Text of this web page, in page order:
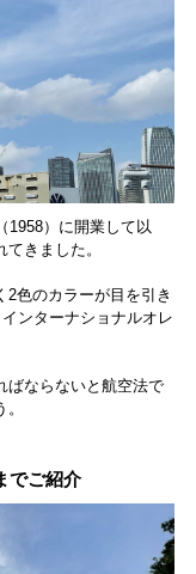
1958）に開業して以
きました。
色のカラーが目を引き
ンターナショナルオレ
ばならないと航空法で
でご紹介